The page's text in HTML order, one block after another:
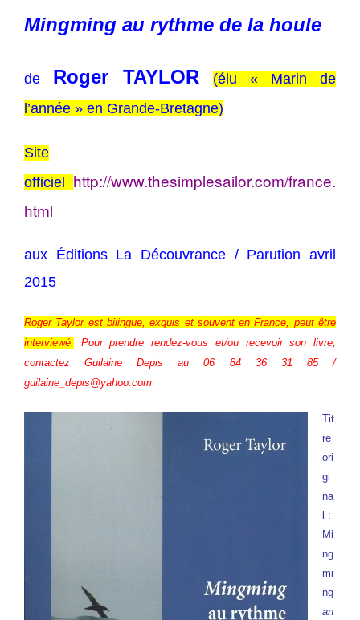
Mingming au rythme de la houle
de Roger TAYLOR
(élu « Marin de
l’année » en Grande-Bretagne)
Site
officiel http://www.thesimplesailor.com/france.
html
aux Éditions La Découvrance / Parution avril
2015
Roger Taylor est bilingue, exquis et souvent en France, peut être
interviewé.
Pour prendre rendez-vous et/ou recevoir son livre,
contactez Guilaine Depis au 06 84 36 31 85 /
guilaine_depis@yahoo.com
Tit
re
ori
gi
na
l :
Mi
ng
mi
ng
an